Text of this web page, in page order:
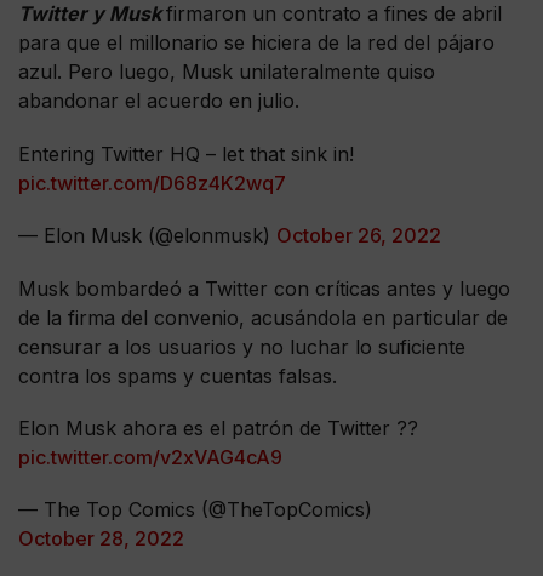
Twitter y Muskfirmaron un contrato a fines de abril
para que el millonario se hiciera de la red del pájaro
azul. Pero luego, Musk unilateralmente quiso
abandonar el acuerdo en julio.
Entering Twitter HQ – let that sink in!
pic.twitter.com/D68z4K2wq7
— Elon Musk (@elonmusk) October 26, 2022
Musk bombardeó a Twitter con críticas antes y luego
de la firma del convenio, acusándola en particular de
censurar a los usuarios y no luchar lo suficiente
contra los spams y cuentas falsas.
Elon Musk ahora es el patrón de Twitter ??
pic.twitter.com/v2xVAG4cA9
— The Top Comics (@TheTopComics)
October 28, 2022